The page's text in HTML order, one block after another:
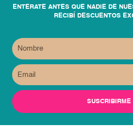
ENTERATE ANTES QUE NADIE DE
RECIBÍ DESCUENTOS
Name
Email
SUSCRIBIRME